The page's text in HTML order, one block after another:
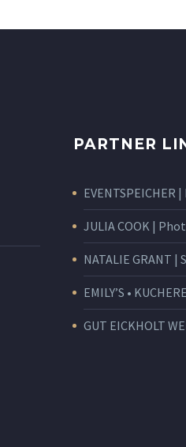
PARTNER
EVENTSPEICHER |
JULIA COOK |
NATALIE GRANT |
EMILY’S •
GUT EICKHOLT